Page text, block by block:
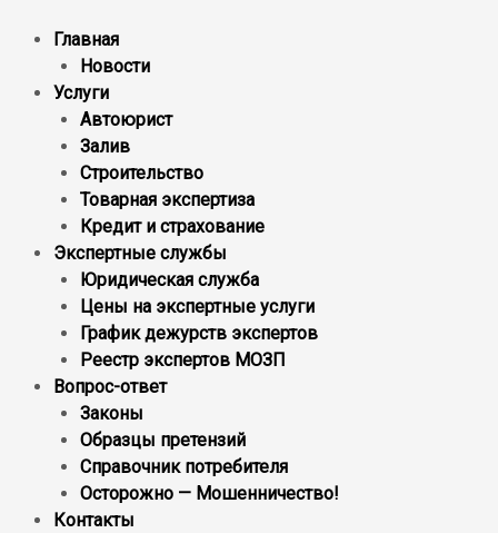
Главная
Новости
Услуги
Автоюрист
Залив
Строительство
Товарная экспертиза
Кредит и страхование
Экспертные службы
Юридическая служба
Цены на экспертные услуги
График дежурств экспертов
Реестр экcпертов МОЗП
Вопрос-ответ
Законы
Образцы претензий
Справочник потребителя
Осторожно — Мошенничество!
Контакты